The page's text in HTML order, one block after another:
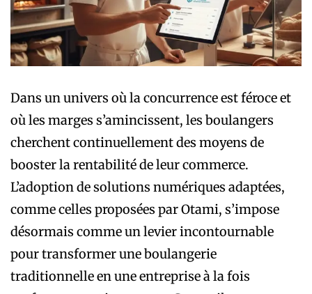
Dans un univers où la concurrence est féroce et
où les marges s’amincissent, les boulangers
cherchent continuellement des moyens de
booster la rentabilité de leur commerce.
L’adoption de solutions numériques adaptées,
comme celles proposées par Otami, s’impose
désormais comme un levier incontournable
pour transformer une boulangerie
traditionnelle en une entreprise à la fois